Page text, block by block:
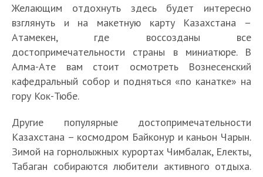
Желающим отдохнуть здесь будет интересно
взглянуть и на макетную карту Казахстана –
Атамекен, где воссозданы все
достопримечательности страны в миниатюре. В
Алма-Ате вам стоит осмотреть Вознесенский
кафедральный собор и подняться «по канатке» на
гору Кок-Тюбе.
Другие популярные достопримечательности
Казахстана – космодром Байконур и каньон Чарын.
Зимой на горнолыжных курортах Чимбалак, Електы,
Табаган собираются любители активного отдыха.